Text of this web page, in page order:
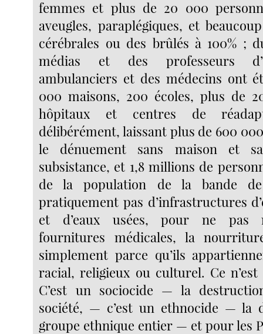
femmes et plus de 20 000
aveugles, paraplégiques, et
cérébrales ou des brûlés à 100% ;
médias et des professeurs
ambulanciers et des médecins ont
000 maisons, 200 écoles, plus de
hôpitaux et centres de
délibérément, laissant plus de 600
le dénuement sans maison et
subsistance, et 1,8 millions de
de la population de la bande
pratiquement pas d’infrastructures
et d’eaux usées, pour ne pas
fournitures médicales, la
simplement parce qu’ils
racial, religieux ou culturel. Ce
C’est un sociocide — la
société, — c’est un ethnocide — la
groupe ethnique entier — et pour les